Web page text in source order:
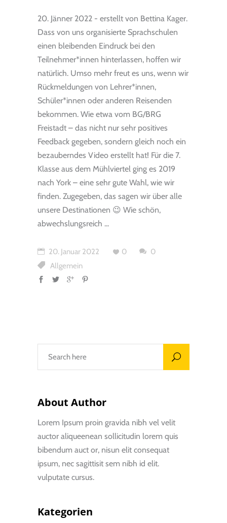
20. Jänner 2022 - erstellt von Bettina Kager.
Dass von uns organisierte Sprachschulen
einen bleibenden Eindruck bei den
Teilnehmer*innen hinterlassen, hoffen wir
natürlich. Umso mehr freut es uns, wenn wir
Rückmeldungen von Lehrer*innen,
Schüler*innen oder anderen Reisenden
bekommen. Wie etwa vom BG/BRG
Freistadt – das nicht nur sehr positives
Feedback gegeben, sondern gleich noch ein
bezauberndes Video erstellt hat! Für die 7.
Klasse aus dem Mühlviertel ging es 2019
nach York – eine sehr gute Wahl, wie wir
finden. Zugegeben, das sagen wir über alle
unsere Destinationen 😉 Wie schön,
abwechslungsreich
20. Januar 2022 0
0
Allgemein
About Author
Lorem Ipsum proin gravida nibh vel velit
auctor aliqueenean sollicitudin lorem quis
bibendum auct or, nisun elit consequat
ipsum, nec sagittisit sem nibh id elit.
vulputate cursus.
Kategorien